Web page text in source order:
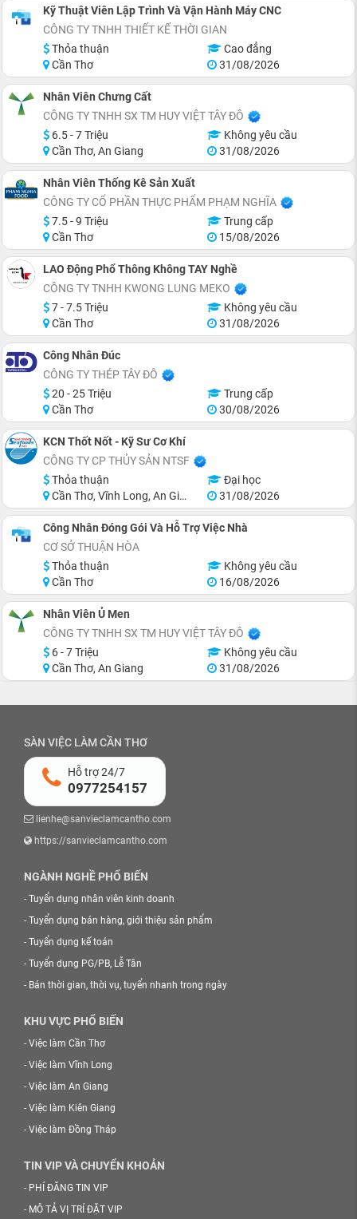
Kỹ Thuật Viên Lập Trình Và Vận Hành Máy CNC
CÔNG TY TNHH THIẾT KẾ THỜI GIAN
Thỏa thuận
Cao đẳng
Cần Thơ
31/08/2026
Nhân Viên Chưng Cất
CÔNG TY TNHH SX TM HUY VIỆT TÂY ĐÔ
6.5 - 7 Triệu
Không yêu cầu
Cần Thơ, An Giang
31/08/2026
Nhân Viên Thống Kê Sản Xuất
CÔNG TY CỔ PHẦN THỰC PHẨM PHẠM NGHĨA
7.5 - 9 Triệu
Trung cấp
Cần Thơ
15/08/2026
LAO Động Phổ Thông Không TAY Nghề
CÔNG TY TNHH KWONG LUNG MEKO
7 - 7.5 Triệu
Không yêu cầu
Cần Thơ
31/08/2026
Công Nhân Đúc
CÔNG TY THÉP TÂY ĐÔ
20 - 25 Triệu
Trung cấp
Cần Thơ
30/08/2026
KCN Thốt Nốt - Kỹ Sư Cơ Khí
CÔNG TY CP THỦY SẢN NTSF
Thỏa thuận
Đại học
Cần Thơ, Vĩnh Long, An Giang, Đồng Tháp, Tiền Giang, Hồ Chí Minh
31/08/2026
Công Nhân Đóng Gói Và Hỗ Trợ Việc Nhà
CƠ SỞ THUẬN HÒA
Thỏa thuận
Không yêu cầu
Cần Thơ
16/08/2026
Nhân Viên Ủ Men
CÔNG TY TNHH SX TM HUY VIỆT TÂY ĐÔ
6 - 7 Triệu
Không yêu cầu
Cần Thơ, An Giang
31/08/2026
SÀN VIỆC LÀM CẦN THƠ
Hỗ trợ 24/7
0977254157
lienhe@sanvieclamcantho.com
https://sanvieclamcantho.com
NGÀNH NGHỀ PHỔ BIẾN
- Tuyển dụng nhân viên kinh doanh
- Tuyển dụng bán hàng, giới thiệu sản phẩm
- Tuyển dụng kế toán
- Tuyển dụng PG/PB, Lễ Tân
- Bán thời gian, thời vụ, tuyển nhanh trong ngày
KHU VỰC PHỔ BIẾN
- Việc làm Cần Thơ
- Việc làm Vĩnh Long
- Việc làm An Giang
- Việc làm Kiên Giang
- Việc làm Đồng Tháp
TIN VIP VÀ CHUYỂN KHOẢN
- PHÍ ĐĂNG TIN VIP
- MÔ TẢ VỊ TRÍ ĐẶT VIP